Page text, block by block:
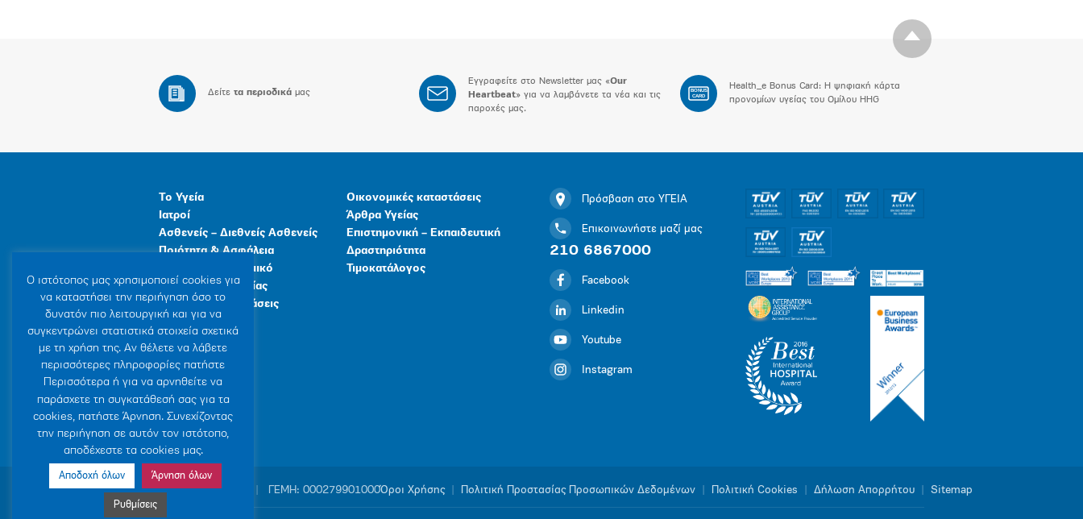
Δείτε τα περιοδικά μας
Εγγραφείτε στο Newsletter μας «Our
Heartbeat» για να λαμβάνετε τα νέα και τις
παροχές μας.
BONUS
CARD
Health_e Bonus Card: H ψηφιακή κάρτα
προνομίων υγείας του Ομίλου HHG
Το Υγεία
Ιατροί
Ασθενείς – Διεθνείς Ασθενείς
Ποιότητα & Ασφάλεια
Ανθρώπινο Δυναμικό
Προγράμματα Υγείας
Γενικές Εγκαταστάσεις
Οικονομικές καταστάσεις
Άρθρα Υγείας
Επιστημονική – Εκπαιδευτική
Δραστηριότητα
Τιμοκατάλογος
Πρόσβαση στο ΥΓΕΙΑ
Επικοινωνήστε μαζί μας
210 6867000
Facebook
Linkedin
Youtube
Instagram
© 2007-2026 ΥΓΕΙΑ Μ.Α.Ε ΓΕΜΗ: 000279901000Όροι Χρήσης Πολιτική Προστασίας Προσωπικών Δεδομένων Πολιτική Cookies Δήλωση Απορρήτου Sitemap
Ο ιστότοπoς μας χρησιμοποιεί cookies για
να καταστήσει την περιήγηση όσο το
δυνατόν πιο λειτουργική και για να
συγκεντρώνει στατιστικά στοιχεία σχετικά
με τη χρήση της. Αν θέλετε να λάβετε
περισσότερες πληροφορίες πατήστε
Περισσότερα ή για να αρνηθείτε να
παράσχετε τη συγκατάθεσή σας για τα
cookies, πατήστε Άρνηση. Συνεχίζοντας
την περιήγηση σε αυτόν τον ιστότοπο,
αποδέχεστε τα cookies μας.
Αποδοχή όλων Άρνηση όλων
Ρυθμίσεις